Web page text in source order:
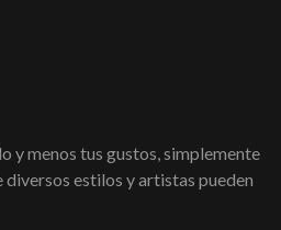
y menos tus gustos, simplemente
estilos y artistas pueden